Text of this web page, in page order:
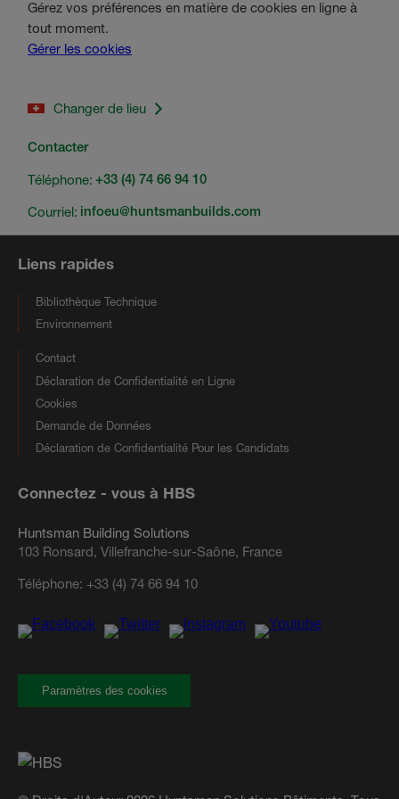
Gérez vos préférences en matière de cookies en ligne à
tout moment.
Gérer les cookies
Changer de lieu
Contacter
Téléphone: +33 (4) 74 66 94 10
Courriel: infoeu@huntsmanbuilds.com
Liens rapides
Bibliothèque Technique
Environnement
Contact
Déclaration de Confidentialité en Ligne
Cookies
Demande de Données
Déclaration de Confidentialité Pour les Candidats
Connectez - vous à HBS
Huntsman Building Solutions
103 Ronsard, Villefranche-sur-Saône, France
Téléphone: +33 (4) 74 66 94 10
Paramètres des cookies